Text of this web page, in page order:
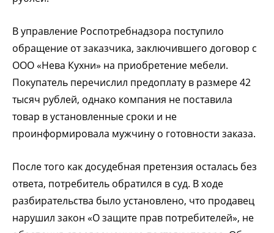
В управление Роспотребнадзора поступило
обращение от заказчика, заключившего договор с
ООО «Нева Кухни» на приобретение мебели.
Покупатель перечислил предоплату в размере 42
тысяч рублей, однако компания не поставила
товар в установленные сроки и не
проинформировала мужчину о готовности заказа.
После того как досудебная претензия осталась без
ответа, потребитель обратился в суд. В ходе
разбирательства было установлено, что продавец
нарушил закон «О защите прав потребителей», не